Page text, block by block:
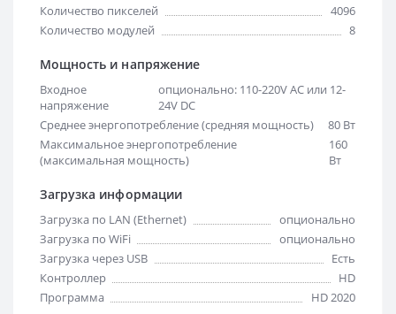
Количество пикселей
4096
Количество модулей
8
Мощность и напряжение
Входное
напряжение
опционально: 110-220V AC или 12-
24V DC
Среднее энергопотребление (средняя мощность)
80 Вт
Максимальное энергопотребление
(максимальная мощность)
160
Вт
Загрузка информации
Загрузка по LAN (Ethernet)
опционально
Загрузка по WiFi
опционально
Загрузка через USB
Есть
Контроллер
HD
Программа
HD 2020